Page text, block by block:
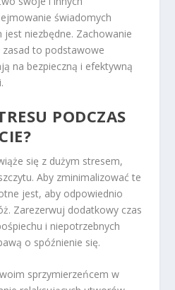
świadomych
niezbędne. Zachowanie
to podstawowe
na bezpieczną i efektywną
PODCZAS
się z dużym stresem,
Aby zminimalizować te
jest, aby odpowiednio
Zarezerwuj dodatkowy czas
i niepotrzebnych
o spóźnienie się.
sprzymierzeńcem w